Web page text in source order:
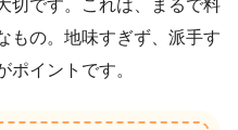
切です。これは、まるで料
もの。地味すぎず、派手す
ポイントです。